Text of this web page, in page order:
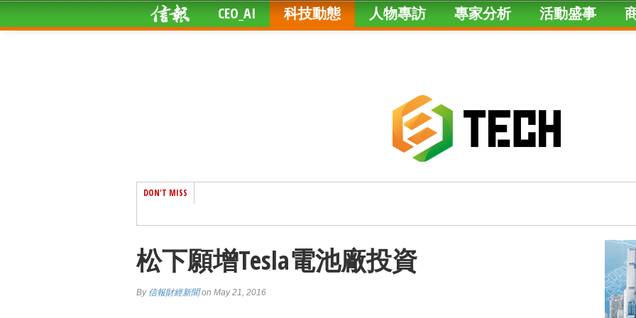
CEO_AI 科技動態 人物專訪 專家分析 活動盛事
DON'T MISS
松下願增Tesla電池廠投資
By 信報財經新聞on May 21, 2016